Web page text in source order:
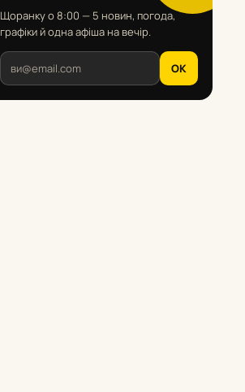
Щоранку о 8:00 — 5 новин, погода,
графіки й одна афіша на вечір.
OK